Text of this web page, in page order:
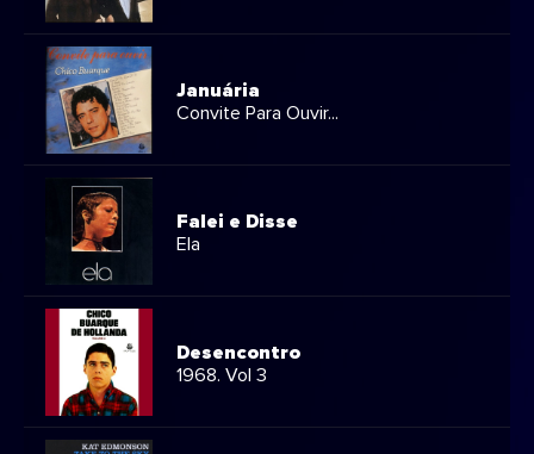
Januária
Convite Para Ouvir...
Falei e Disse
Ela
Desencontro
1968. Vol 3